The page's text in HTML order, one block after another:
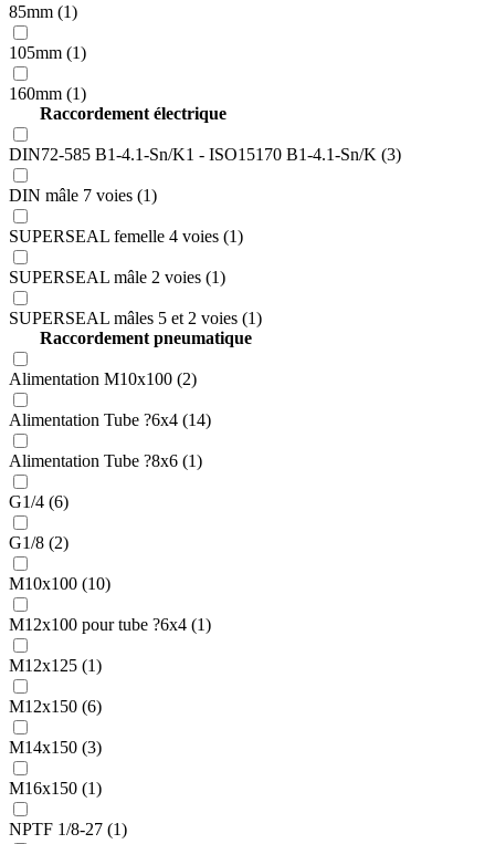
85mm (1)
105mm (1)
160mm (1)
Raccordement électrique
DIN72-585 B1-4.1-Sn/K1 - ISO15170 B1-4.1-Sn/K (3)
DIN mâle 7 voies (1)
SUPERSEAL femelle 4 voies (1)
SUPERSEAL mâle 2 voies (1)
SUPERSEAL mâles 5 et 2 voies (1)
Raccordement pneumatique
Alimentation M10x100 (2)
Alimentation Tube ?6x4 (14)
Alimentation Tube ?8x6 (1)
G1/4 (6)
G1/8 (2)
M10x100 (10)
M12x100 pour tube ?6x4 (1)
M12x125 (1)
M12x150 (6)
M14x150 (3)
M16x150 (1)
NPTF 1/8-27 (1)